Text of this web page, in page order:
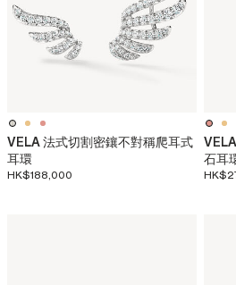
VELA 法式切割密鑲不對稱爬耳式
耳環
HK$188,000
石耳